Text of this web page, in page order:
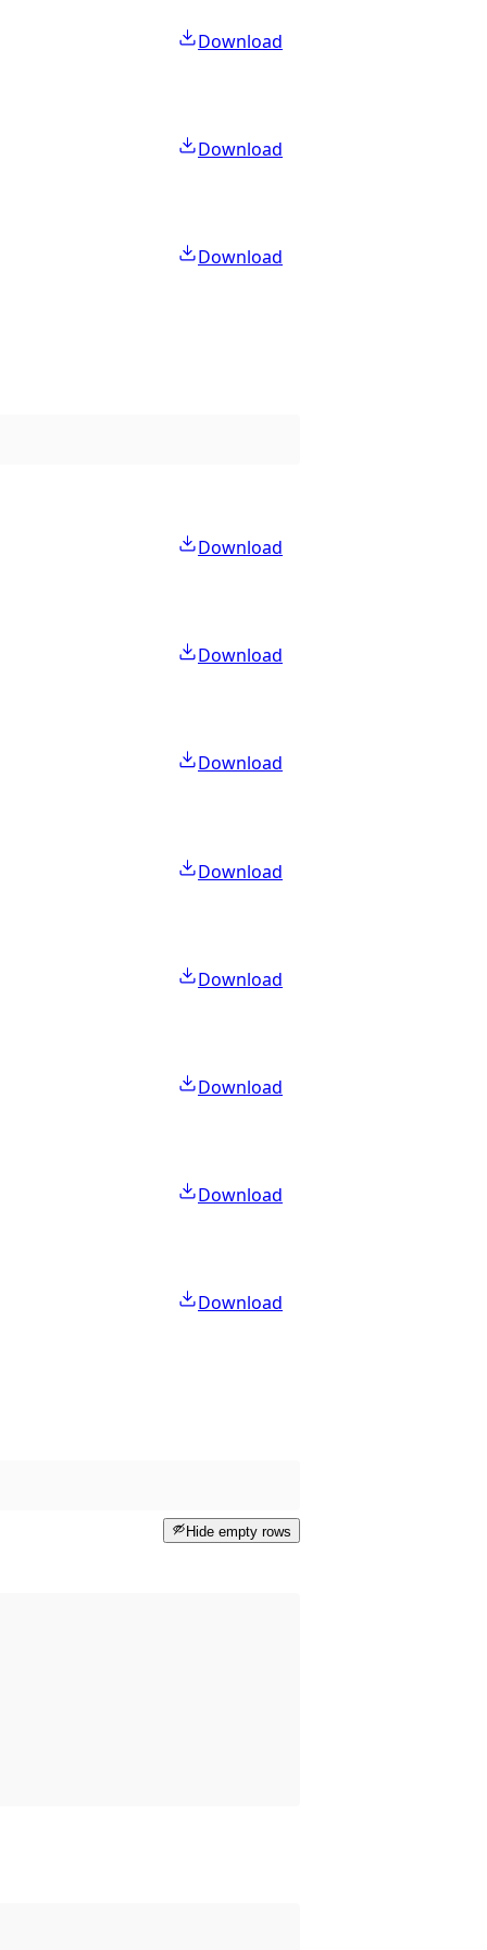
Download
Download
Download
Download
Download
Download
Download
Download
Download
Download
Download
Hide empty rows